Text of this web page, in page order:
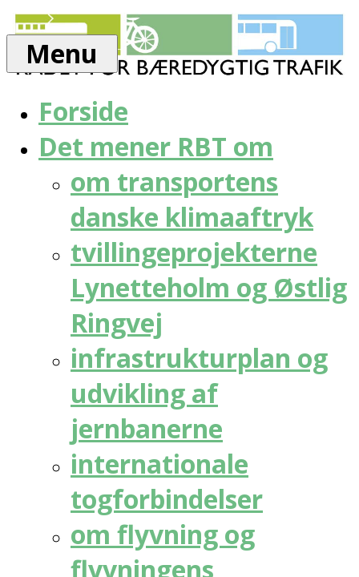
Skip
content
Rådet
for
bæredygtig
trafik
Menu
Forside
Det mener RBT om
om transportens
danske klimaaftryk
tvillingeprojekterne
Lynetteholm og Østlig
Ringvej
infrastrukturplan og
udvikling af
jernbanerne
internationale
togforbindelser
om flyvning og
flyvningens